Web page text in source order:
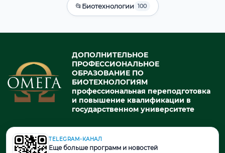
📂Биотехнологии 100
ДОПОЛНИТЕЛЬНОЕ
ПРОФЕССИОНАЛЬНОЕ
ОБРАЗОВАНИЕ ПО
БИОТЕХНОЛОГИЯМ
профессиональная переподготовка
и повышение квалификации в
государственном университете
© 2026. При использовании материалов портала активная ссылка
TELEGRAM-КАНАЛ
Еще больше программ и новостей